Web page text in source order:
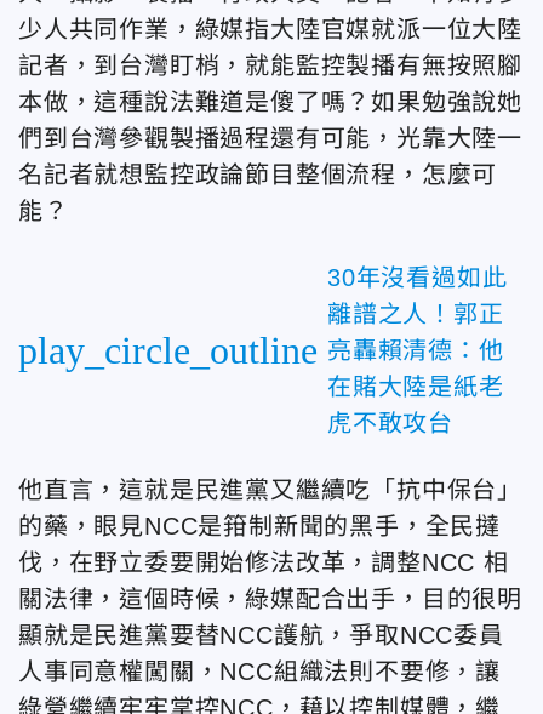
少人共同作業，綠媒指大陸官媒就派一位大陸
記者，到台灣盯梢，就能監控製播有無按照腳
本做，這種說法難道是傻了嗎？如果勉強說她
們到台灣參觀製播過程還有可能，光靠大陸一
名記者就想監控政論節目整個流程，怎麼可
能？
play_circle_outline
30年沒看過如此
離譜之人！郭正
亮轟賴清德：他
在賭大陸是紙老
虎不敢攻台
他直言，這就是民進黨又繼續吃「抗中保台」
的藥，眼見NCC是箝制新聞的黑手，全民撻
伐，在野立委要開始修法改革，調整NCC 相
關法律，這個時候，綠媒配合出手，目的很明
顯就是民進黨要替NCC護航，爭取NCC委員
人事同意權闖關，NCC組織法則不要修，讓
綠營繼續牢牢掌控NCC，藉以控制媒體，繼